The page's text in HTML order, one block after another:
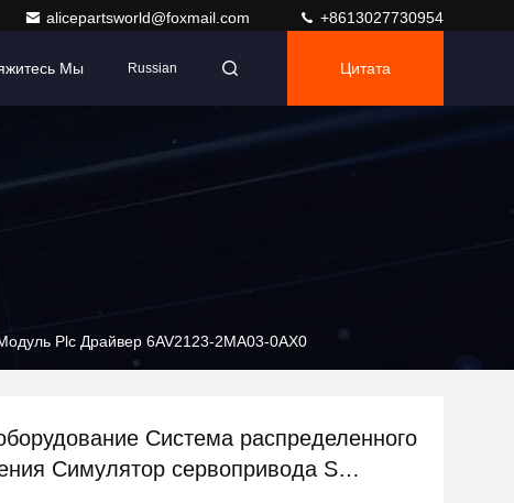
alicepartsworld@foxmail.com +8613027730954
Мы Russian Цитата
Plc Драйвер 6AV2123-2MA03-0AX0
Система распределенного
Симулятор сервопривода S